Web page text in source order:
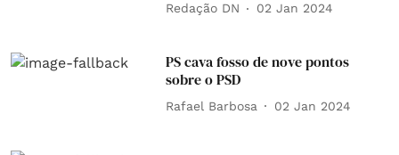
Redação DN 02 Jan 2024
PS cava fosso de nove pontos
sobre o PSD
Rafael Barbosa 02 Jan 2024